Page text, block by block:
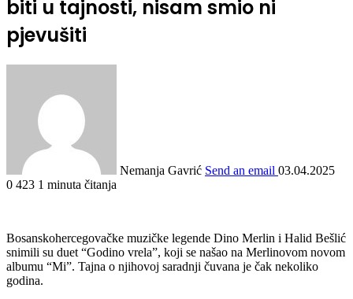
biti u tajnosti, nisam smio ni
pjevušiti
Nemanja Gavrić Send an email 03.04.2025
0 423 1 minuta čitanja
Bosanskohercegovačke muzičke legende Dino Merlin i Halid Bešlić
snimili su duet “Godino vrela”, koji se našao na Merlinovom novom
albumu “Mi”. Tajna o njihovoj saradnji čuvana je čak nekoliko
godina.